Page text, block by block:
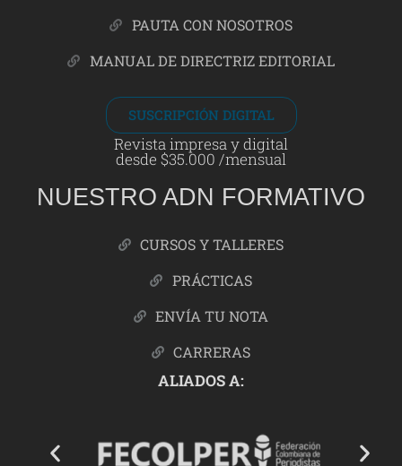
PAUTA CON NOSOTROS
MANUAL DE DIRECTRIZ EDITORIAL
SUSCRIPCIÓN DIGITAL
Revista impresa y digital
desde $35.000 /mensual
NUESTRO ADN FORMATIVO
CURSOS Y TALLERES
PRÁCTICAS
ENVÍA TU NOTA
CARRERAS
ALIADOS A: